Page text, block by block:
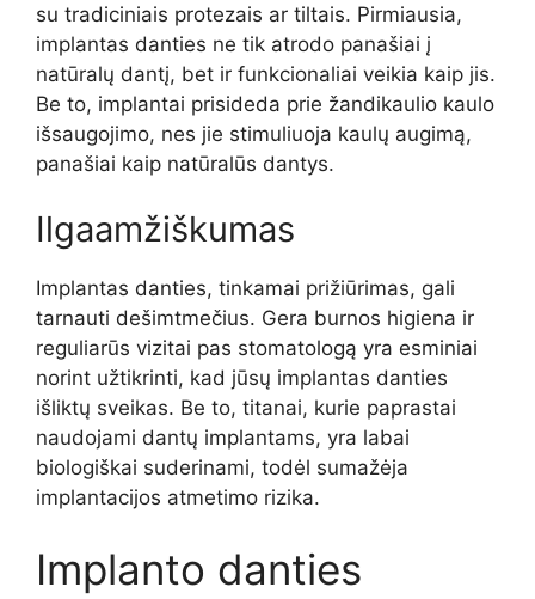
su tradiciniais protezais ar tiltais. Pirmiausia,
implantas danties ne tik atrodo panašiai į
natūralų dantį, bet ir funkcionaliai veikia kaip jis.
Be to, implantai prisideda prie žandikaulio kaulo
išsaugojimo, nes jie stimuliuoja kaulų augimą,
panašiai kaip natūralūs dantys.
Ilgaamžiškumas
Implantas danties, tinkamai prižiūrimas, gali
tarnauti dešimtmečius. Gera burnos higiena ir
reguliarūs vizitai pas stomatologą yra esminiai
norint užtikrinti, kad jūsų implantas danties
išliktų sveikas. Be to, titanai, kurie paprastai
naudojami dantų implantams, yra labai
biologiškai suderinami, todėl sumažėja
implantacijos atmetimo rizika.
Implanto danties